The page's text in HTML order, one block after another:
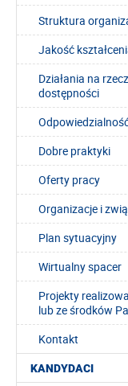
Struktura
Jakość
Działania na
dostępności
Dobre praktyki
Oferty pracy
Organizacje i
Plan sytuacyjny
Wirtualny spacer
Projekty
lub ze środków
Kontakt
KANDYDACI